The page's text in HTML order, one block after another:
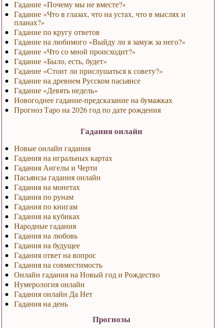
Гадание «Почему мы не вместе?»
Гадание «Что в глазах, что на устах, что в мыслях и
планах?»
Гадание по кругу ответов
Гадание на любимого «Выйду ли я замуж за него?»
Гадание «Что со мной происходит?»
Гадание «Было, есть, будет»
Гадание «Стоит ли прислушаться к совету?»
Гадание на древнем Русском пасьянсе
Гадание «Девять недель»
Новогоднее гадание-предсказание на бумажках
Прогноз Таро на 2026 год по дате рождения
Гадания онлайн
Новые онлайн гадания
Гадания на игральных картах
Гадания Ангелы и Черти
Пасьянсы гадания онлайн
Гадания на монетах
Гадания по рунам
Гадания по книгам
Гадания на кубиках
Народные гадания
Гадания на любовь
Гадания на будущее
Гадания ответ на вопрос
Гадания на совместимость
Онлайн гадания на Новый год и Рождество
Нумерология онлайн
Гадания онлайн Да Нет
Гадания на день
Прогнозы